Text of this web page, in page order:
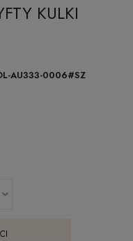
KULKI
AU333-0006#SZ